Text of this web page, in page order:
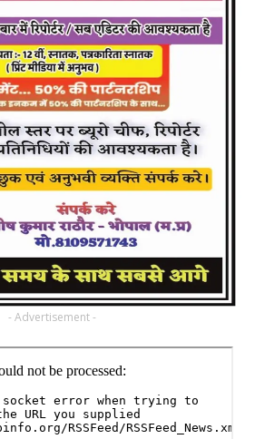
- Advertisement -